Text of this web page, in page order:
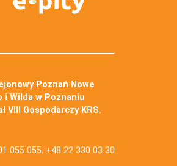
Poznań Nowe
i Wilda w Poznaniu
VIII Gospodarczy KRS.
055 055, +48 22 330 03 30